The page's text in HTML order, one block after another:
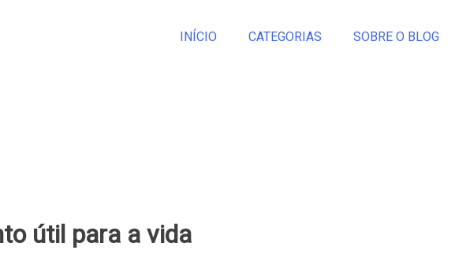
INÍCIO CATEGORIAS SOBRE O BLOG
útil para a vida